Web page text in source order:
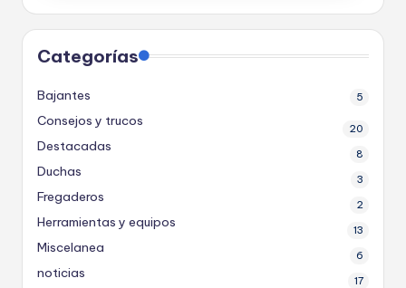
Categorías
Bajantes 5
Consejos y trucos 20
Destacadas 8
Duchas 3
Fregaderos 2
Herramientas y equipos 13
Miscelanea 6
noticias 17